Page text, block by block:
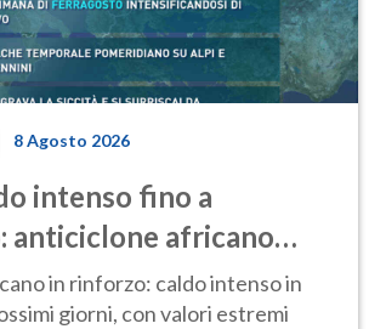
8 Agosto 2026
intenso fino a
anticiclone africano
in rinforzo: caldo intenso in
giorni, con valori estremi